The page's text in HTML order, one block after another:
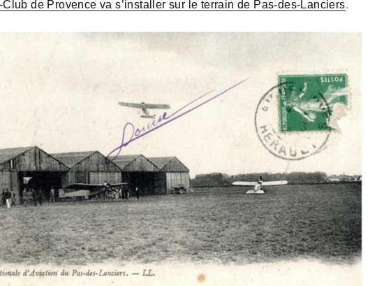
de Provence va s’installer sur le terrain de Pas-des-Lanciers.